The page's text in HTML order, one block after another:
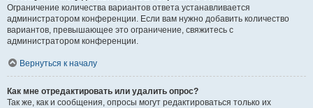
Ограничение количества вариантов ответа устанавливается
администратором конференции. Если вам нужно добавить количество
вариантов, превышающее это ограничение, свяжитесь с
администратором конференции.
Вернуться к началу
Как мне отредактировать или удалить опрос?
Так же, как и сообщения, опросы могут редактироваться только их